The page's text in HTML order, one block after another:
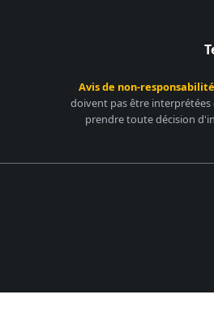
Avis de non-
doivent pas être interprétées
prendre toute décision